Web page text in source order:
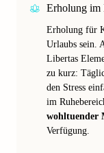
Erholung im
Erholung für
Urlaubs sein.
Libertas
zu kurz:
den Stress
im
wohltuender
Verfügung.